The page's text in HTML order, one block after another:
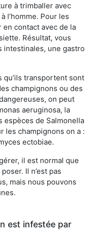
à trimballer avec
l’homme. Pour les
contact avec de la
Résultat, vous
intestinales, une gastro
qu’ils transportent sont
champignons ou des
on peut
aeruginosa, la
espèces de Salmonella
les champignons on a :
ectobiae.
il est normal que
Il n’est pas
mais nous pouvons
est infestée par